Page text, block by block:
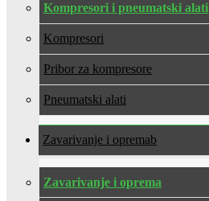
Kompresori i pneumatski alati
Kompresori
Pribor za kompresore
Pneumatski alati
Zavarivanje i oprema
Zavarivanje i oprema